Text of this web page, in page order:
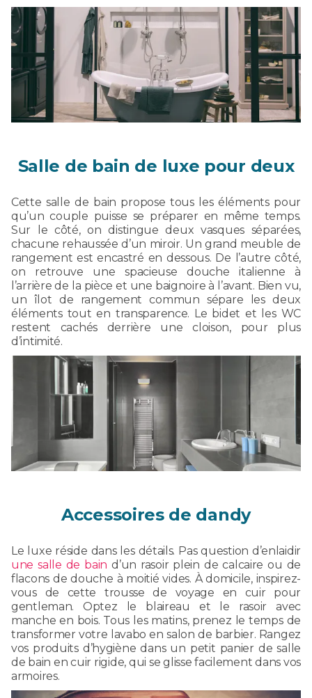
Salle de bain de luxe pour deux
Cette salle de bain propose tous les éléments pour
qu’un couple puisse se préparer en même temps.
Sur le côté, on distingue deux vasques séparées,
chacune rehaussée d’un miroir. Un grand meuble de
rangement est encastré en dessous. De l’autre côté,
on retrouve une spacieuse douche italienne à
l’arrière de la pièce et une baignoire à l’avant. Bien vu,
un îlot de rangement commun sépare les deux
éléments tout en transparence. Le bidet et les WC
restent cachés derrière une cloison, pour plus
d’intimité.
Accessoires de dandy
Le luxe réside dans les détails. Pas question d’enlaidir
une salle de bain d’un rasoir plein de calcaire ou de
flacons de douche à moitié vides. À domicile, inspirez-
vous de cette trousse de voyage en cuir pour
gentleman. Optez le blaireau et le rasoir avec
manche en bois. Tous les matins, prenez le temps de
transformer votre lavabo en salon de barbier. Rangez
vos produits d’hygiène dans un petit panier de salle
de bain en cuir rigide, qui se glisse facilement dans vos
armoires.